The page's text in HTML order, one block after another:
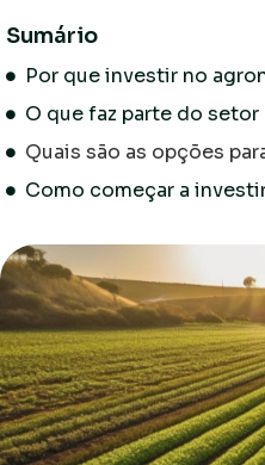
Sumário
Por que investir no
O que faz parte do setor
Quais são as opções
Como começar a